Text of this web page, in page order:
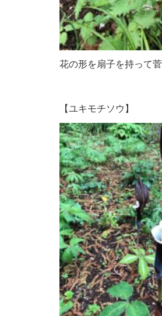
花の形を扇子を持って
【ユキモチソウ】